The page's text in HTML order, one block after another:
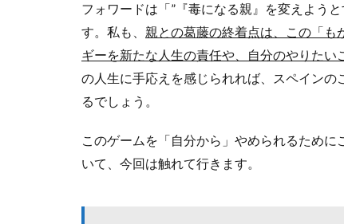
フォワードは「”『毒になる親』を変えよう
す。私も、 親との葛藤の終着点は、この「
ギーを新たな人生の責任や、自分のやりたい
の人生に手応えを感じられれば、スペインの
るでしょう。
このゲームを「自分から」やめられるために
いて、今回は触れて行きます。